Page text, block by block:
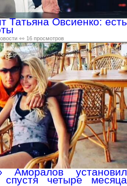
Татьяна Овсиенко: есть
👀 16 просмотров
Аморалов установил
спустя четыре месяца